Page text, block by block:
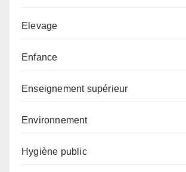
Elevage
Enfance
Enseignement supérieur
Environnement
Hygiène public